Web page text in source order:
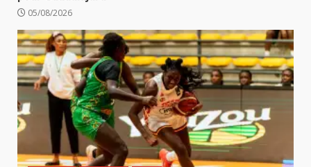
05/08/2026